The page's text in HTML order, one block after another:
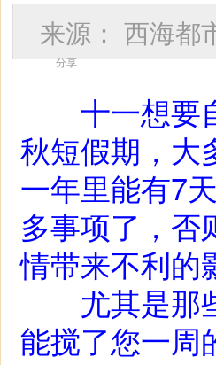
来源： 西海都
分享
十一想要自
秋短假期，大
一年里能有7
多事项了，否
情带来不利的
尤其是那些
能搅了您一周